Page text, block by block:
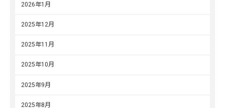
2026年1月
2025年12月
2025年11月
2025年10月
2025年9月
2025年8月